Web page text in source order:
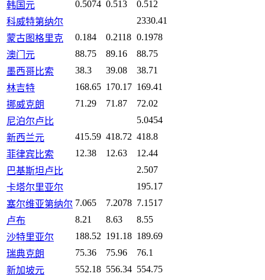
韩国元 0.5074 0.513
0.512
科威特第纳尔
2330.41
蒙古图格里克
0.184 0.2118 0.1978
澳门元
88.75 89.16
88.75
墨西哥比索
38.3 39.08
38.71
林吉特
168.65 170.17 169.41
挪威克朗
71.29 71.87
72.02
尼泊尔卢比
5.0454
新西兰元
415.59 418.72 418.8
菲律宾比索
12.38 12.63
12.44
巴基斯坦卢比
2.507
卡塔尔里亚尔
195.17
塞尔维亚第纳尔 7.065 7.2078 7.1517
卢布
8.21 8.63
8.55
沙特里亚尔
188.52 191.18 189.69
瑞典克朗
75.36 75.96
76.1
新加坡元
552.18 556.34 554.75